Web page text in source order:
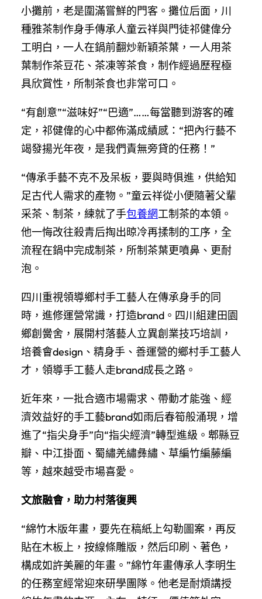
小攤前，老是圍滿嘗鮮的門客。攤位后面，川
種雅茶制作身手傳承人童云祥與門徒祁健偉分
工明白，一人在鍋前翻炒新穎茶葉，一人用茶
葉制作茶豆花、茶凍等茶食，制作經過歷程極
具欣賞性，所制茶食也非常可口。
“有創意”“滋味好”“巴適”……每當聽到游客的確
定，祁健偉的心中都佈滿成績感：“把內行藝不
竭發揚光年夜，是我們責無旁貸的任務！”
“傳承手藝不克不及呆板，要與時俱進，供給知
足古代人需求的產物。”童云祥從小便隨著父輩
采茶、制茶，練就了手包養網工制茶的本領。
他一悔改往殺青后掏出晾冷再揉制的工序，全
流程在鍋中完成制茶，所制茶葉更噴鼻、更耐
泡。
四川重視領導鄉村手工藝人在傳承身手的同
時，進修運營常識，打造brand。四川組建田園
鄉創黌舍，展開村落藝人立異創業技巧培訓，
培養會design、精身手、善運營的鄉村手工藝人
才，領導手工藝人走brand成長之路。
近年來，一批合適市場需求、帶動才能強、經
濟效益好的手工藝brand如雨后春筍般涌現，增
進了“指尖身手”向“指尖經濟”轉型進級。郫縣豆
瓣、中江掛面、蜀繡羌繡彝繡、草編竹編藤編
等，越來越受市場喜愛。
文旅融會，助力村落復興
“綿竹木版年畫，要先在稿紙上勾勒圖案，再反
貼在木板上，按線條雕版，然后印刷、著色，
構成如許美麗的年畫。”綿竹年畫傳承人李明生
的任務室經常迎來研學團隊。他老是耐煩講授